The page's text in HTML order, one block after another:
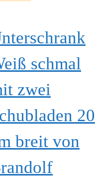
schmal
zwei
20
breit von